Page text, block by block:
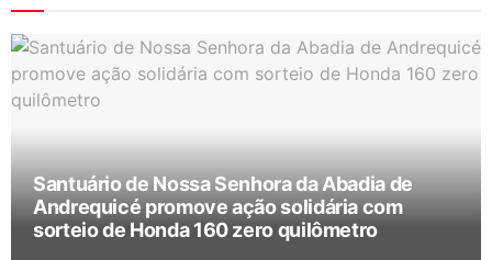
Santuário de Nossa Senhora da Abadia de
Andrequicé promove ação solidária com
sorteio de Honda 160 zero quilômetro